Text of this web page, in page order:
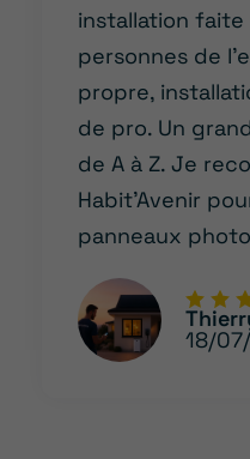
installation
personnes de
propre,
de pro. Un
de A à Z. Je
Habit’Avenir
panneaux
18/